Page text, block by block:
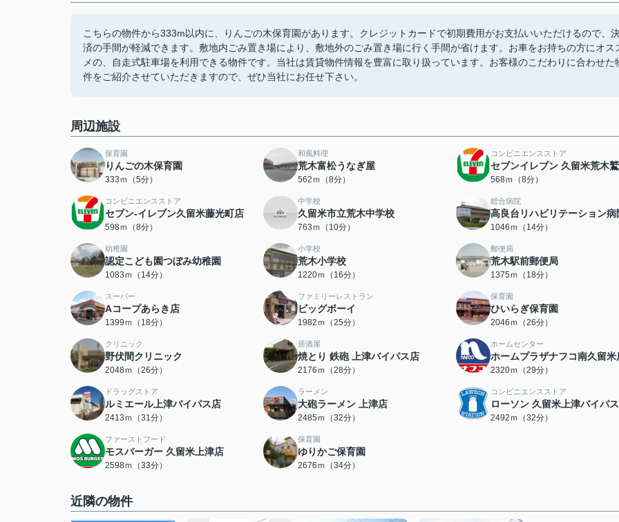
こちらの物件から333m以内に、りんごの木保育園があります。クレジットカードで初期費用がお支払いいただけるので、
済の手間が軽減できます。敷地内ごみ置き場により、敷地外のごみ置き場に行く手間が省けます。お車をお持ちの方にオス
メの、自走式駐車場を利用できる物件です。当社は賃貸物件情報を豊富に取り扱っています。お客様のこだわりに合わせた
件をご紹介させていただきますので、ぜひ当社にお任せ下さい。
周辺施設
保育園
りんごの木保育園
333ｍ（5分）
和風料理
荒木富松うなぎ屋
562ｍ（8分）
コンビニエンスストア
セブンイレブン 久留米荒木
568ｍ（8分）
コンビニエンスストア
セブン-イレブン久留米藤光町店
598ｍ（8分）
中学校
久留米市立荒木中学校
763ｍ（10分）
総合病院
高良台リハビリテーション病
1046ｍ（14分）
幼稚園
認定こども園つぼみ幼稚園
1083ｍ（14分）
小学校
荒木小学校
1220ｍ（16分）
郵便局
荒木駅前郵便局
1375ｍ（18分）
スーパー
Aコープあらき店
1399ｍ（18分）
ファミリーレストラン
ビッグボーイ
1982ｍ（25分）
保育園
ひいらぎ保育園
2046ｍ（26分）
クリニック
野伏間クリニック
2048ｍ（26分）
居酒屋
焼とり 鉄砲 上津バイパス店
2176ｍ（28分）
ホームセンター
ホームプラザナフコ南久留米
2320ｍ（29分）
ドラッグストア
ルミエール上津バイパス店
2413ｍ（31分）
ラーメン
大砲ラーメン 上津店
2485ｍ（32分）
コンビニエンスストア
ローソン 久留米上津バイパ
2492ｍ（32分）
ファーストフード
モスバーガー 久留米上津店
2598ｍ（33分）
保育園
ゆりかご保育園
2676ｍ（34分）
近隣の物件